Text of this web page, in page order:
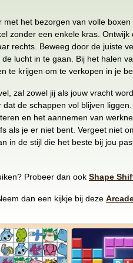
met het bezorgen van volle
zonder een enkele kras.
rechts. Beweeg door de juiste
lucht in te gaan. Bij het halen
te krijgen om te verkopen in je
zal zowel jij als jouw vracht
de schappen vol blijven
en het aannemen van
als je er niet bent. Vergeet niet
in de stijl die het beste bij jou
Probeer dan ook Shape
dan een kijkje bij deze